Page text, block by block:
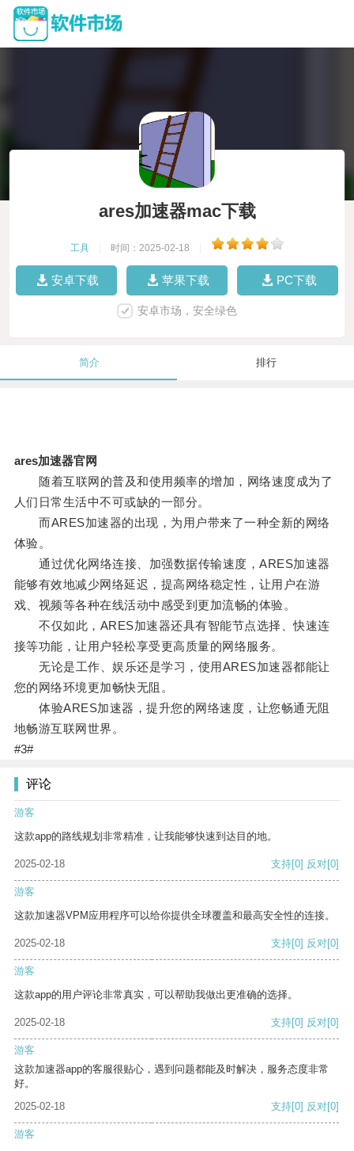
ares加速器mac下载
工具 时间：2025-02-18
安卓下载 苹果下载 PC下载
安卓市场，安全绿色
简介 排行
ares加速器官网
随着互联网的普及和使用频率的增加，网络速度成为了
人们日常生活中不可或缺的一部分。
而ARES加速器的出现，为用户带来了一种全新的网络
体验。
通过优化网络连接、加强数据传输速度，ARES加速器
能够有效地减少网络延迟，提高网络稳定性，让用户在游
戏、视频等各种在线活动中感受到更加流畅的体验。
不仅如此，ARES加速器还具有智能节点选择、快速连
接等功能，让用户轻松享受更高质量的网络服务。
无论是工作、娱乐还是学习，使用ARES加速器都能让
您的网络环境更加畅快无阻。
体验ARES加速器，提升您的网络速度，让您畅通无阻
地畅游互联网世界。
#3#
评论
游客
这款app的路线规划非常精准，让我能够快速到达目的地。
2025-02-18 支持[0] 反对[0]
游客
这款加速器VPM应用程序可以给你提供全球覆盖和最高安全性的连接。
2025-02-18 支持[0] 反对[0]
游客
这款app的用户评论非常真实，可以帮助我做出更准确的选择。
2025-02-18 支持[0] 反对[0]
游客
这款加速器app的客服很贴心，遇到问题都能及时解决，服务态度非常
好。
2025-02-18
支持[0] 反对[0]
游客